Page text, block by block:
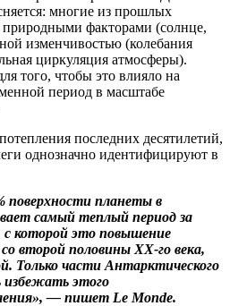
многие из прошлых
факторами (солнце,
изменчивостью (колебания
циркуляция атмосферы).
того, чтобы это влияло на
период в масштабе
последних десятилетий,
однозначно идентифицируют в
планеты в
самый теплый период за
с которой это повышение
второй половины XX-го века,
Только части Антарктического
избежать этого
— пишет Le Monde.